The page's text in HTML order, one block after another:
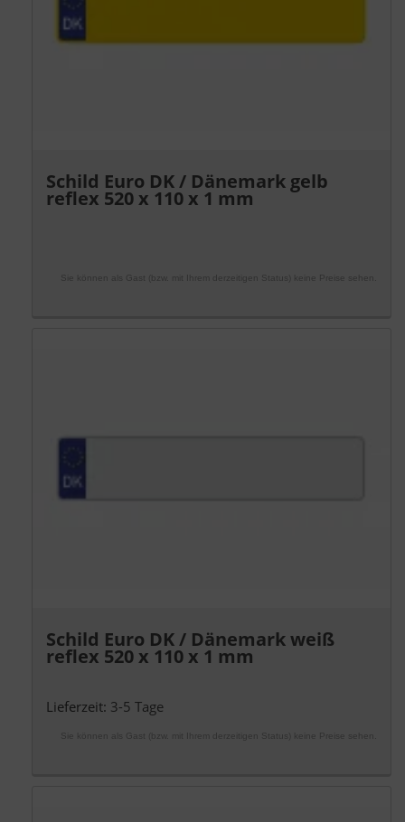
Schild Euro DK / Dänemark gelb
reflex 520 x 110 x 1 mm
Sie können als Gast (bzw. mit Ihrem derzeitigen Status) keine Preise sehen.
Schild Euro DK / Dänemark weiß
reflex 520 x 110 x 1 mm
Lieferzeit: 3-5 Tage
Sie können als Gast (bzw. mit Ihrem derzeitigen Status) keine Preise sehen.